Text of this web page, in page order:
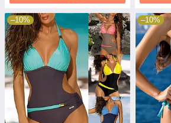
–10% –10%